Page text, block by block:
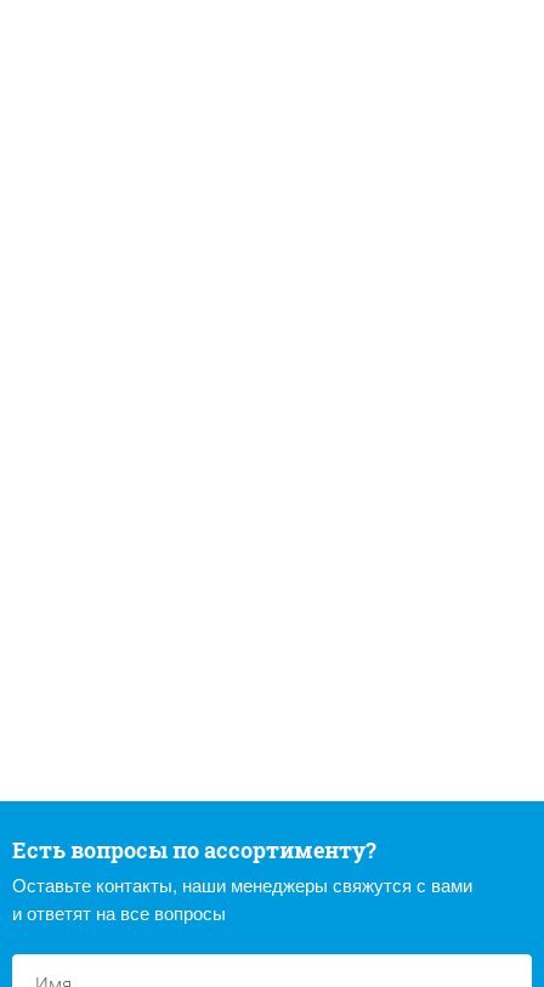
Есть вопросы по ассортименту?
Оставьте контакты, наши менеджеры свяжутся с вами
и ответят на все вопросы